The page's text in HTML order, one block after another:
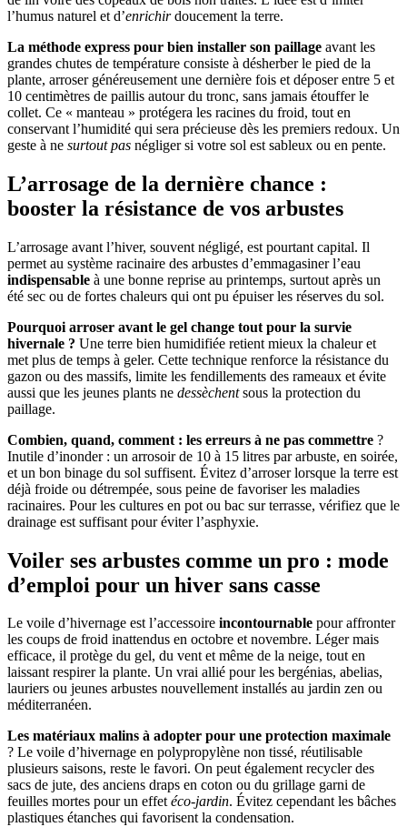
l’humus naturel et d’enrichirdoucement la terre.
La méthode express pour bien installer son paillage avant les
grandes chutes de température consiste à désherber le pied de la
plante, arroser généreusement une dernière fois et déposer entre 5 et
10 centimètres de paillis autour du tronc, sans jamais étouffer le
collet. Ce « manteau » protégera les racines du froid, tout en
conservant l’humidité qui sera précieuse dès les premiers redoux. Un
geste à ne surtout pas négliger si votre sol est sableux ou en pente.
L’arrosage de la dernière chance :
booster la résistance de vos arbustes
L’arrosage avant l’hiver, souvent négligé, est pourtant capital. Il
permet au système racinaire des arbustes d’emmagasiner l’eau
indispensable à une bonne reprise au printemps, surtout après un
été sec ou de fortes chaleurs qui ont pu épuiser les réserves du sol.
Pourquoi arroser avant le gel change tout pour la survie
hivernale ? Une terre bien humidifiée retient mieux la chaleur et
met plus de temps à geler. Cette technique renforce la résistance du
gazon ou des massifs, limite les fendillements des rameaux et évite
aussi que les jeunes plants ne dessèchentsous la protection du
paillage.
Combien, quand, comment : les erreurs à ne pas commettre ?
Inutile d’inonder : un arrosoir de 10 à 15 litres par arbuste, en soirée,
et un bon binage du sol suffisent. Évitez d’arroser lorsque la terre est
déjà froide ou détrempée, sous peine de favoriser les maladies
racinaires. Pour les cultures en pot ou bac sur terrasse, vérifiez que le
drainage est suffisant pour éviter l’asphyxie.
Voiler ses arbustes comme un pro : mode
d’emploi pour un hiver sans casse
Le voile d’hivernage est l’accessoire incontournable pour affronter
les coups de froid inattendus en octobre et novembre. Léger mais
efficace, il protège du gel, du vent et même de la neige, tout en
laissant respirer la plante. Un vrai allié pour les bergénias, abelias,
lauriers ou jeunes arbustes nouvellement installés au jardin zen ou
méditerranéen.
Les matériaux malins à adopter pour une protection maximale
? Le voile d’hivernage en polypropylène non tissé, réutilisable
plusieurs saisons, reste le favori. On peut également recycler des
sacs de jute, des anciens draps en coton ou du grillage garni de
feuilles mortes pour un effetéco-jardin. Évitez cependant les bâches
plastiques étanches qui favorisent la condensation.